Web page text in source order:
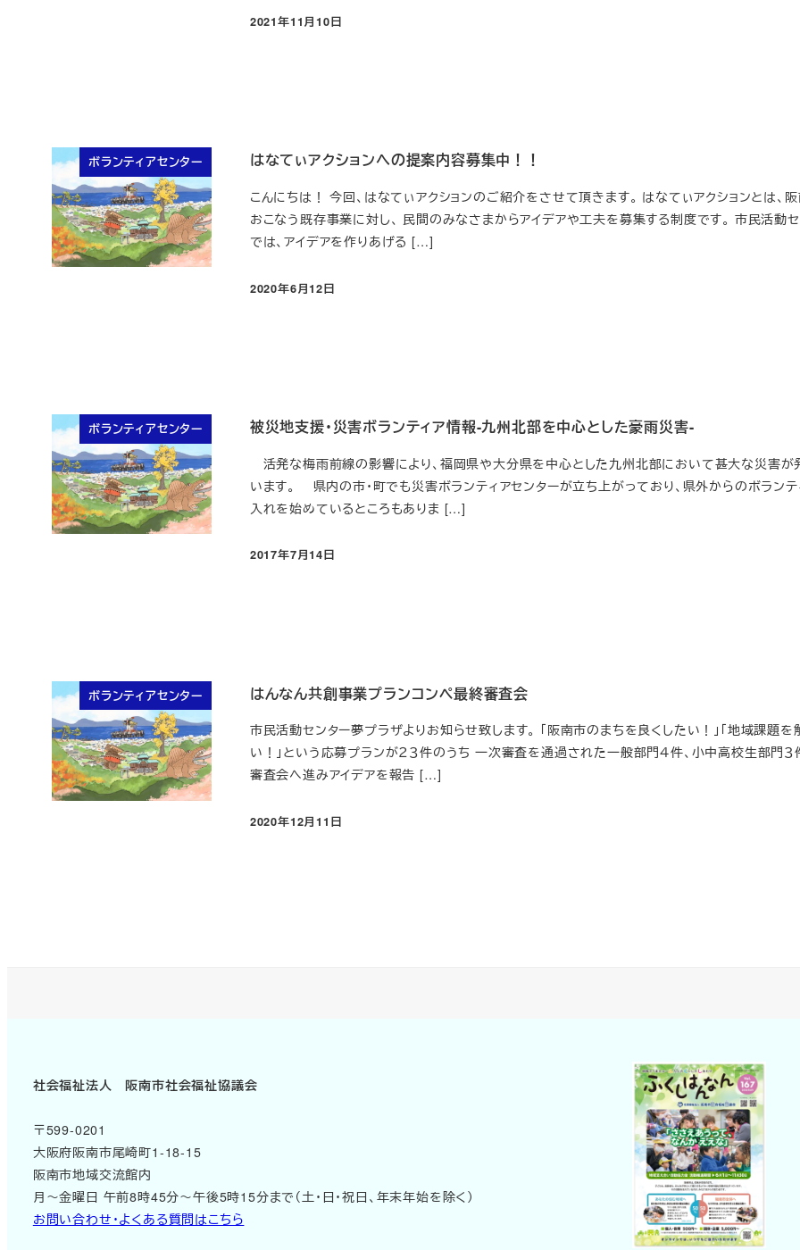
投稿日
2021年11月10日
ボランティアセンター はなてぃアクションへの提案内容募集中！！
こんにちは！ 今回、はなてぃアクションのご紹介をさせて頂きます。 はなてぃアクションとは、
おこなう既存事業に対し、 民間のみなさまからアイデアや工夫を募集する制度です。 市民活動
では、アイデアを作りあげる […]
投稿日
2020年6月12日
ボランティアセンター 被災地支援・災害ボランティア情報-九州北部を中心とした豪雨災害-
活発な梅雨前線の影響により、福岡県や大分県を中心とした九州北部において甚大な災害が
います。 県内の市・町でも災害ボランティアセンターが立ち上がっており、県外からのボランテ
入れを始めているところもありま […]
投稿日
2017年7月14日
ボランティアセンター はんなん共創事業プランコンペ最終審査会
市民活動センター夢プラザよりお知らせ致します。 「阪南市のまちを良くしたい！」「地域課題を
い！」という応募プランが２３件のうち 一次審査を通過された一般部門４件、小中高校生部門３
審査会へ進みアイデアを報告 […]
投稿日
2020年12月11日
社会福祉法人 阪南市社会福祉協議会
〒599-0201
大阪府阪南市尾崎町1-18-15
阪南市地域交流館内
月～金曜日 午前8時45分～午後5時15分まで（土・日・祝日、年末年始を除く）
お問い合わせ・よくある質問はこちら